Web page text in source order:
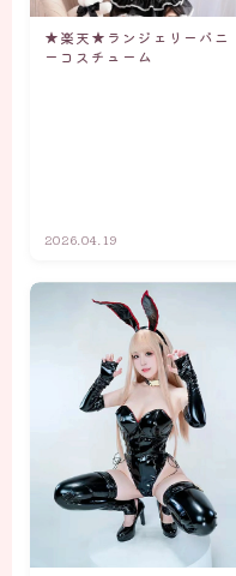
★楽天★ランジェリーバニ
ーコスチューム
2026.04.19